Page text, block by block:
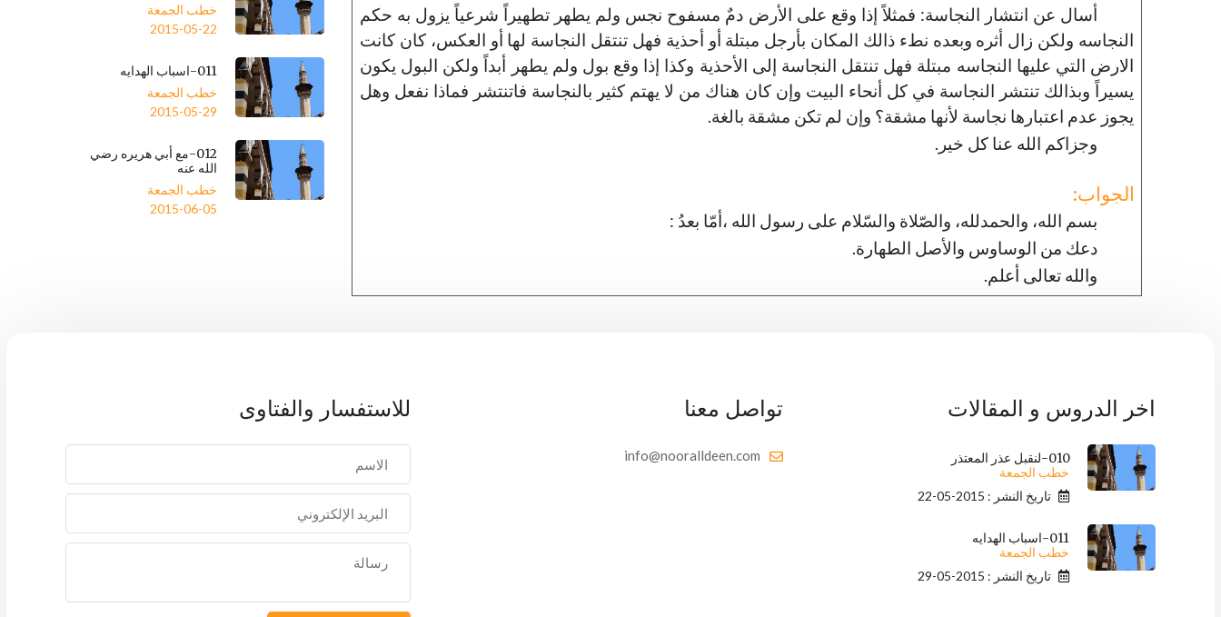
أسال عن انتشار النجاسة: فمثلاً إذا وقع على الأرض دمٌ مسفوح نجس ولم يطهر تطهيراً شرعياً يزول به حكم
النجاسه ولكن زال أثره وبعده نطء ذالك المكان بأرجل مبتلة أو أحذية فهل تنتقل النجاسة لها أو العكس، كان كانت
الارض التي عليها النجاسه مبتلة فهل تنتقل النجاسة إلى الأحذية وكذا إذا وقع بول ولم يطهر أبداً ولكن البول يكون
يسيراً وبذالك تنتشر النجاسة في كل أنحاء البيت وإن كان هناك من لا يهتم كثير بالنجاسة فاتنتشر فماذا نفعل وهل
يجوز عدم اعتبارها نجاسة لأنها مشقة؟ وإن لم تكن مشقة بالغة.
وجزاكم الله عنا كل خير.
الجواب:
بسم الله، والحمدلله، والصّلاة والسّلام على رسول الله ،أمّا بعدُ :
دعك من الوساوس والأصل الطهارة.
والله تعالى أعلم.
خطب الجمعة
2015-05-22
011-اسباب الهدايه
خطب الجمعة
2015-05-29
012-مع أبي هريره رضي
الله عنه
خطب الجمعة
2015-06-05
اخر الدروس و المقالات
010-لنقبل عذر المعتذر
خطب الجمعة
تاريخ النشر : 2015-05-22
011-اسباب الهدايه
خطب الجمعة
تاريخ النشر : 2015-05-29
تواصل معنا
info@nooralldeen.com
للاستفسار والفتاوى